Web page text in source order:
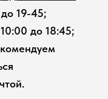
19-45;
до 18:45;